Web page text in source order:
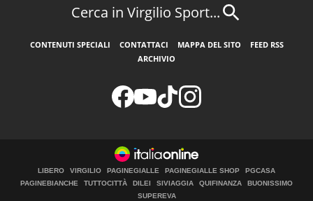
Cerca in Virgilio Sport...
CONTENUTI SPECIALI CONTATTACI MAPPA DEL SITO
FEED RSS
ARCHIVIO
LIBERO VIRGILIO PAGINEGIALLE PAGINEGIALLE SHOP
PGCASA
PAGINEBIANCHE
TUTTOCITTÀ DILEI SIVIAGGIA QUIFINANZA
BUONISSIMO
SUPEREVA